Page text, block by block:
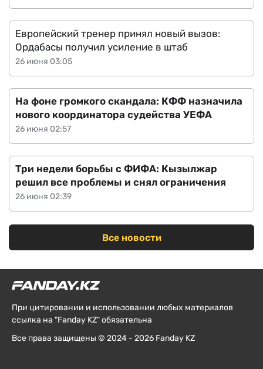
26 июня 03:05
Европейский тренер принял новый вызов:
Ордабасы получил усиление в штаб
26 июня 02:57
На фоне громкого скандала: КФФ назначила
нового координатора судейства УЕФА
26 июня 02:39
Три недели борьбы с ФИФА: Кызылжар
решил все проблемы и снял ограничения
Все новости
При цитировании и использовании любых материалов
ссылка на "Fanday KZ" обязательна
Все права защищены © 2024 - 2026 Fanday KZ